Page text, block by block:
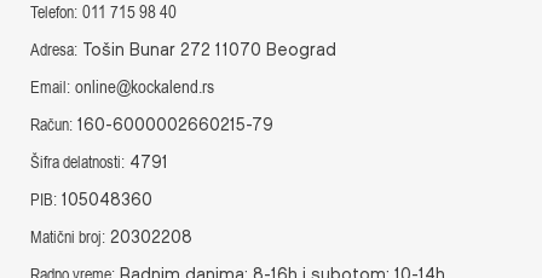
Telefon: 011 715 98 40
Adresa: Tošin Bunar 272 11070 Beograd
Email: online@kockalend.rs
Račun: 160-6000002660215-79
Šifra delatnosti: 4791
PIB: 105048360
Matični broj: 20302208
Radnim danima: 8-16h i subotom: 10-14h